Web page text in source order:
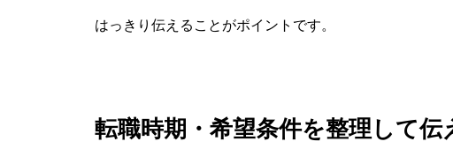
はっきり伝えることがポイントです。
転職時期・希望条件を整理して伝